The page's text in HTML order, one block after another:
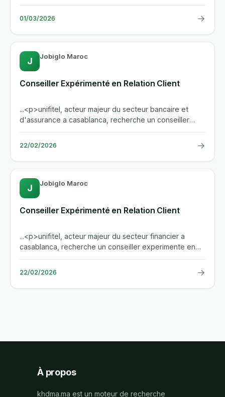
la...
01/03/2026 →
J Jobiglo Maroc
Conseiller Expérimenté en Relation Client
...<p>unifitel, acteur majeur du secteur bancaire et
d'assurance a casablanca, recherche un conseiller
experimente en...
22/02/2026 →
J Jobiglo Maroc
Conseiller Expérimenté en Relation Client
...<p>unifitel, acteur majeur du secteur financier a
casablanca, recherche un conseiller experimente en
relation client....
22/02/2026 →
À propos
khdma.ma est un moteur de recherche